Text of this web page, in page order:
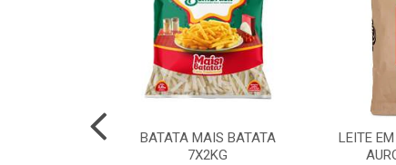
BATATA MAIS BATATA
7X2KG
LEITE